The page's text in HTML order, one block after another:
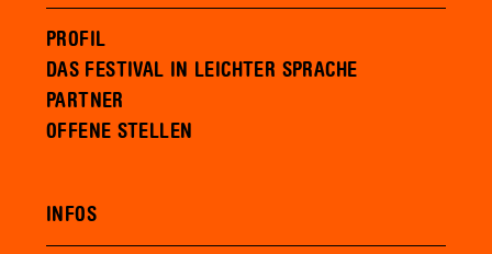
PROFIL
DAS FESTIVAL IN LEICHTER SPRACHE
PARTNER
OFFENE STELLEN
INFOS